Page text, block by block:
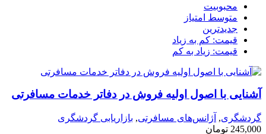
محبوبیت
متوسط امتیاز
جدیدترین
قیمت: کم به زیاد
قیمت: زیاد به کم
آشنایی با اصول اولیه فروش در دفاتر خدمات مسافرتی
گردشگری, آژانس‌های مسافرتی, بازاریابی گردشگری
245,000 تومان